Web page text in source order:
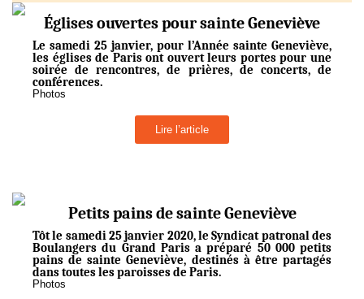
Églises ouvertes pour sainte Geneviève
Le samedi 25 janvier, pour l’Année sainte Geneviève,
les églises de Paris ont ouvert leurs portes pour une
soirée de rencontres, de prières, de concerts, de
conférences.
Photos
Lire l’article
Petits pains de sainte Geneviève
Tôt le samedi 25 janvier 2020, le Syndicat patronal des
Boulangers du Grand Paris a préparé 50 000 petits
pains de sainte Geneviève, destinés à être partagés
dans toutes les paroisses de Paris.
Photos